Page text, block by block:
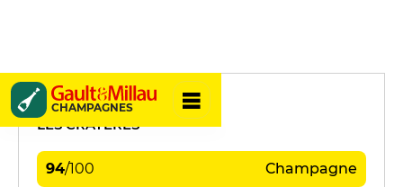
CHAMPAGNES
Marguet
LES CRAYÈRES
94/100 Champagne